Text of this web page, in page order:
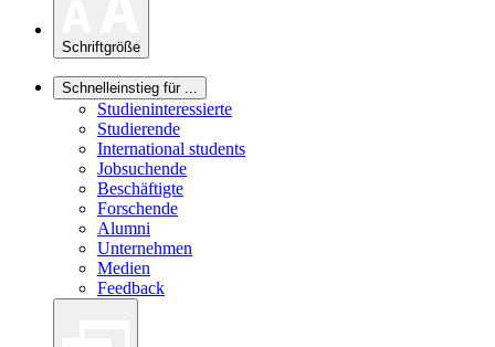
Schriftgröße
Schnelleinstieg für ...
Studieninteressierte
Studierende
International students
Jobsuchende
Beschäftigte
Forschende
Alumni
Unternehmen
Medien
Feedback